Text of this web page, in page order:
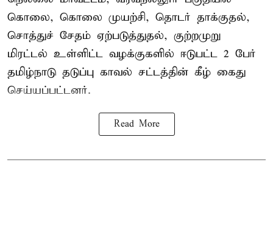
கொலை, கொலை முயற்சி, தொடர் தாக்குதல்,
சொத்துச் சேதம் ஏற்படுத்துதல், குற்றமுறு
மிரட்டல் உள்ளிட்ட வழக்குகளில் ஈடுபட்ட 2 பேர்
தமிழ்நாடு தடுப்பு காவல் சட்டத்தின் கீழ் கைது
செய்யப்பட்டனர்.
Read More